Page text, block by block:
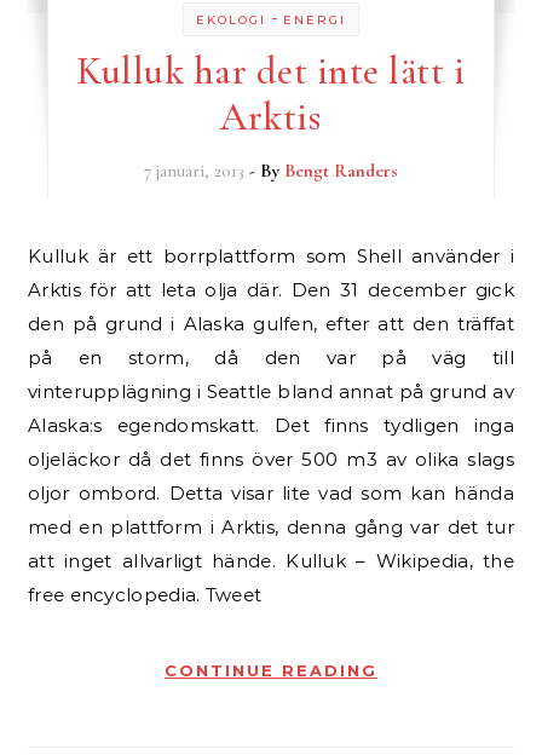
EKOLOGI - ENERGI
Kulluk har det inte lätt i
Arktis
7 januari, 2013 - By Bengt Randers
Kulluk är ett borrplattform som Shell använder i
Arktis för att leta olja där. Den 31 december gick
den på grund i Alaska gulfen, efter att den träffat
på en storm, då den var på väg till
vinterupplägning i Seattle bland annat på grund av
Alaska:s egendomskatt. Det finns tydligen inga
oljeläckor då det finns över 500 m3 av olika slags
oljor ombord. Detta visar lite vad som kan hända
med en plattform i Arktis, denna gång var det tur
att inget allvarligt hände. Kulluk – Wikipedia, the
free encyclopedia. Tweet
CONTINUE READING